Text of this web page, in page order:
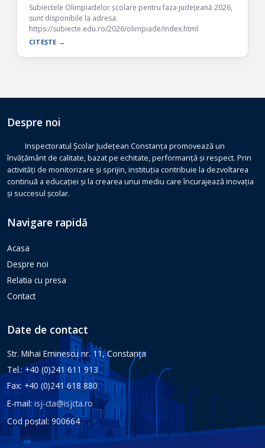
Subiectele Olimpiadelor școlare pentru faza județeană 2026,
sunt disponibile la adresa:
https://subiecte.edu.ro/2026/olimpiade/index.html
CITEȘTE →
Despre noi
Inspectoratul Școlar Județean Constanța promovează un
învățământ de calitate, bazat pe echitate, performanță și respect. Prin
activități de monitorizare și sprijin, instituția contribuie la dezvoltarea
continuă a educației și la crearea unui mediu care încurajează inovația
și succesul școlar.
Navigare rapidă
Acasa
Despre noi
Relatia cu presa
Contact
Date de contact
Str. Mihai Eminescu nr. 11, Constanţa
Tel.: +40 (0)241 611 913
Fax: +40 (0)241 618 880
E-mail:isj-cta@isjcta.ro
Cod poștal: 900664